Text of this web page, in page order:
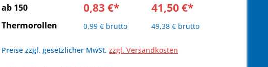
ab 150
Thermorollen
0,83 €*
0,99 € brutto
41,50 €*
49,38 € brutto
zzgl. gesetzlicher MwSt.zzgl. Versandkosten